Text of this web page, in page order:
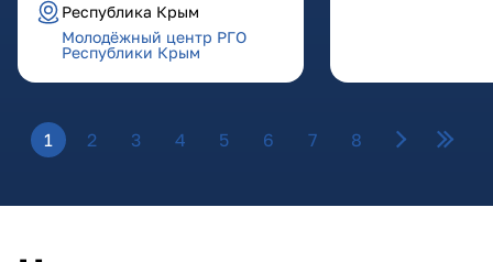
Республика Крым
Молодёжный центр РГО
Республики Крым
1 2 3 4 5 6 7 8